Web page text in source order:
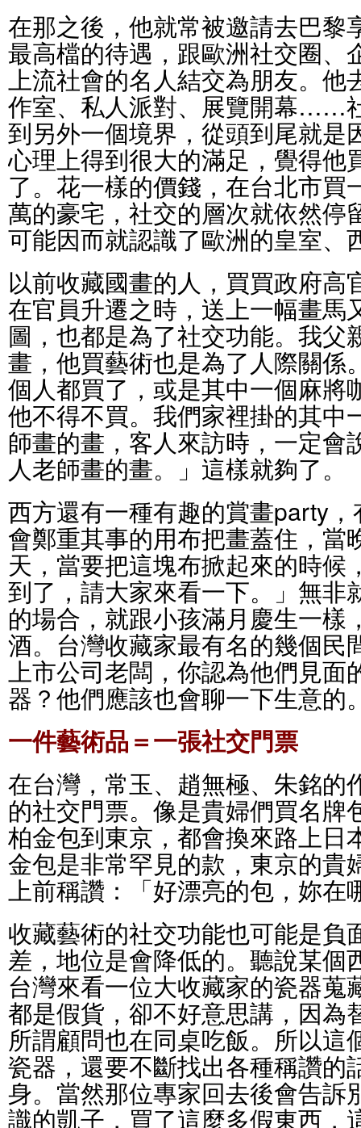
在那之後，他就常被邀請去巴黎
最高檔的待遇，跟歐洲社交圈、
上流社會的名人結交為朋友。
作室、私人派對、展覽開幕……
到另外一個境界，從頭到尾就是
心理上得到很大的滿足，覺得他
了。花一樣的價錢，在台北市買
萬的豪宅，社交的層次就依然停
可能因而就認識了歐洲的皇室、
以前收藏國畫的人，買買政府高
在官員升遷之時，送上一幅畫馬
圖，也都是為了社交功能。我父
畫，他買藝術也是為了人際關係
個人都買了，或是其中一個麻將
他不得不買。我們家裡掛的其中
師畫的畫，客人來訪時，一定會
人老師畫的畫。」這樣就夠了。
西方還有一種有趣的賞畫party
會鄭重其事的用布把畫蓋住，當
天，當要把這塊布掀起來的時候
到了，請大家來看一下。」無非
的場合，就跟小孩滿月慶生一樣
酒。台灣收藏家最有名的幾個民
上市公司老闆，你認為他們見
器？他們應該也會聊一下生意的
一件藝術品＝一張社交門票
在台灣，常玉、趙無極、朱銘的
的社交門票。像是貴婦們買名牌
柏金包到東京，都會換來路上日
金包是非常罕見的款，東京的貴
上前稱讚：「好漂亮的包，妳在
收藏藝術的社交功能也可能是負
差，地位是會降低的。聽說某個
台灣來看一位大收藏家的瓷器蒐
都是假貨，卻不好意思講，因為
所謂顧問也在同桌吃飯。所以這
瓷器，還要不斷找出各種稱讚的
身。當然那位專家回去後會告訴
識的凱子，買了這麼多假東西，